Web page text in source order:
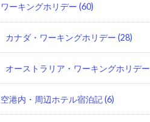
ワーキングホリデー(60)
カナダ・ワーキングホリデー (28)
オーストラリア・ワーキングホリデー
空港内・周辺ホテル宿泊記(6)